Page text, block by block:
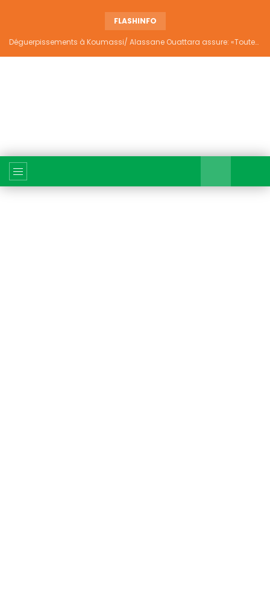
FLASHINFO
Déguerpissements à Koumassi/ Alassane Ouattara assure: «Toutes les responsabilités seront établies et elles donneront lieu aux sanctions prévues par la loi»